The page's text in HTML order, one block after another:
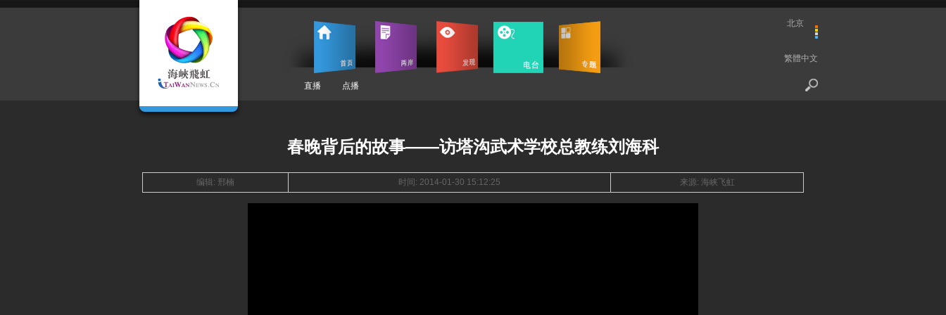
直播 点播
北京
繁體中文
春晚背后的故事——访塔沟武术学校总教练刘海科
编辑: 邢楠 时间: 2014-01-30 15:12:25 来源: 海峡飞虹